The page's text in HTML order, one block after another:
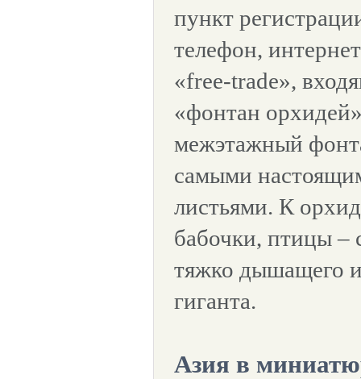
пункт
телефон,
«free-trade»,
«фонтан
межэтажный
самыми
листьями. К
бабочки, птицы –
тяжко дышащего
гиганта.
Азия в